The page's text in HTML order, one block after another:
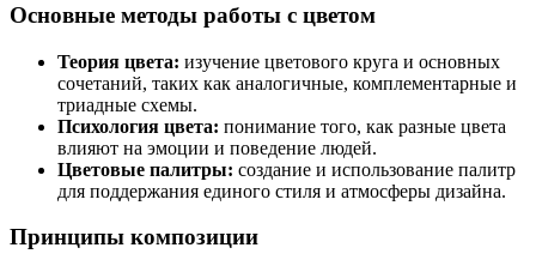
Основные методы работы с цветом
Теория цвета: изучение цветового круга и основных
сочетаний, таких как аналогичные, комплементарные и
триадные схемы.
Психология цвета: понимание того, как разные цвета
влияют на эмоции и поведение людей.
Цветовые палитры: создание и использование палитр
для поддержания единого стиля и атмосферы дизайна.
Принципы композиции